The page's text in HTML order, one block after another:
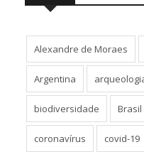
Alexandre de Moraes
Argentina
biodiversidade Brasil
coronavírus covid-19